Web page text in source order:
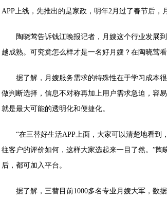
APP上线，先推出的是家政，明年2月过了春节后，
陶晓莺告诉钱江晚报记者，月嫂这个行业发展
越成熟。可究竟怎么样才是一名好月嫂？在陶晓莺
据了解，月嫂服务需求的特殊性在于学习成本
做判断选择，信息不对称再加上用户需求急迫，容
就是最大可能的透明化和便捷化。
“在三替好生活APP上面，大家可以清楚地看
往客户的评价如何，这样大家选起来一目了然。”
后，都可加入平台。
据了解，三替目前1000多名专业月嫂大军，数